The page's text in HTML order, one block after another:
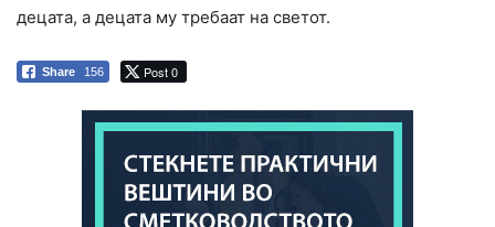
децата, а децата му требаат на светот.
Share 156 Post 0